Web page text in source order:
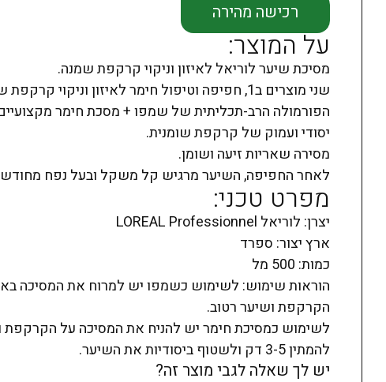
רכישה מהירה
על המוצר:
מסיכת שיער לוריאל לאיזון וניקוי קרקפת שמנה.
שני מוצרים ב1, חפיפה וטיפול חימר לאיזון וניקוי קרקפת שמנה.
יסודי ועמוק של קרקפת שומנית.
מסירה שאריות זיעה ושומן.
לאחר החפיפה, השיער מרגיש קל משקל ובעל נפח
מפרט טכני:
יצרן: לוריאל LOREAL Professionnel
ארץ יצור: ספרד
כמות: 500 מל
הוראות שימוש: לשימוש כשמפו יש למרוח את המסיכה
הקרקפת ושיער רטוב.
לשימוש כמסיכת חימר יש להניח את המסיכה על הקרקפת
להמתין 3-5 דק ולשטוף ביסודיות את השיער.
יש לך שאלה לגבי מוצר זה?